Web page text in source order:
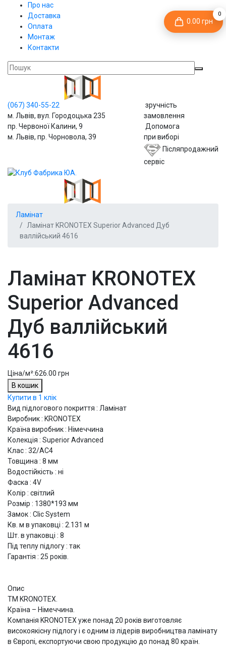
Про нас
Доставка
Оплата
Монтаж
Контакти
0.00 грн
0
(067) 340-55-22
м. Львів, вул. Городоцька 235
пр. Червоної Калини, 9
м. Львів, пр. Чорновола, 39
зручність
замовлення
Допомога
при виборі
Післяпродажний
сервіс
Ламінат
Ламінат KRONOTEX Superior Advanced Дуб
валлійський 4616
Ламінат KRONOTEX
Superior Advanced
Дуб валлійський
4616
Ціна/м²:626.00 грн
В кошик
Купити в 1 клік
Вид підлогового покриття : Ламінат
Виробник : KRONOTEX
Країна виробник : Німеччина
Колекція : Superior Advanced
Клас : 32/АС4
Товщина : 8 мм
Водостійкість : ні
Фаска : 4V
Колір : світлий
Розмір : 1380*193 мм
Замок : Clic System
Кв. м в упаковці : 2.131 м
Шт. в упаковці : 8
Під теплу підлогу : так
Гарантія : 25 років.
Опис
ТМ KRONOTEX.
Країна – Німеччина.
Компанія KRONOTEX уже понад 20 років виготовляє
високоякісну підлогу і є одним із лідерів виробництва ламінату
в Європі, експортуючи свою продукцію до понад 80 країн.